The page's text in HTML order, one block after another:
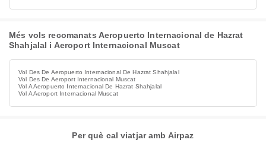
Més vols recomanats Aeropuerto Internacional de Hazrat
Shahjalal i Aeroport Internacional Muscat
Vol Des De Aeropuerto Internacional De Hazrat Shahjalal
Vol Des De Aeroport Internacional Muscat
Vol A Aeropuerto Internacional De Hazrat Shahjalal
Vol A Aeroport Internacional Muscat
Per què cal viatjar amb Airpaz